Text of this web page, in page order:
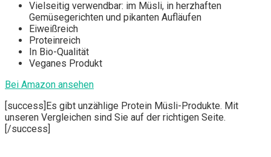
Vielseitig verwendbar: im Müsli, in herzhaften
Gemüsegerichten und pikanten Aufläufen
Eiweißreich
Proteinreich
In Bio-Qualität
Veganes Produkt
Bei Amazon ansehen
[success]Es gibt unzählige Protein Müsli-Produkte. Mit
unseren Vergleichen sind Sie auf der richtigen Seite.
[/success]